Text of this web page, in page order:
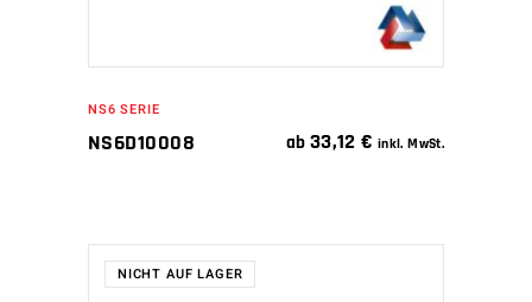
NS6 SERIE
NS6D10008 ab 33,12€ inkl. MwSt.
NICHT AUF LAGER